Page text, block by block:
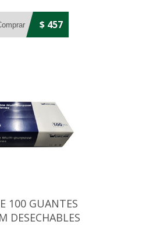
$ 457
100 GUANTES
DESECHABLES